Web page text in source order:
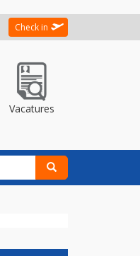
Check in
Vacatures